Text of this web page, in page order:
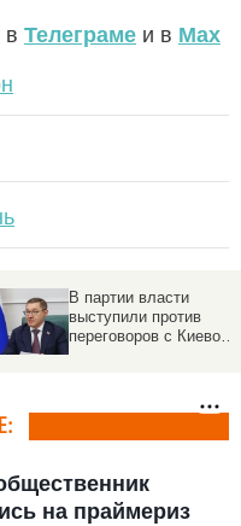
в Телеграме и в Max
В партии власти
выступили против
переговоров с Киевом
на праймериз